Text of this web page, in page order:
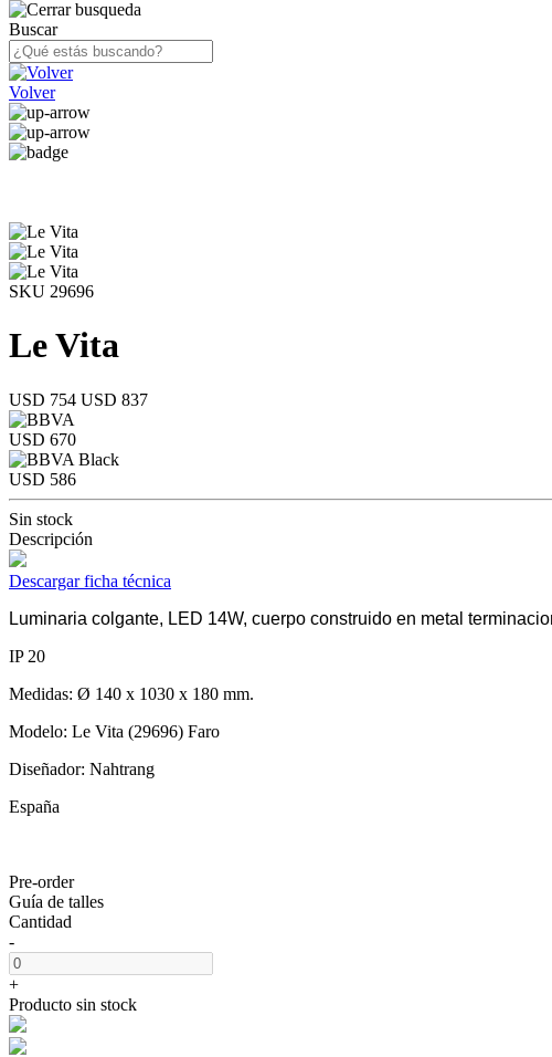
Buscar
Volver
SKU 29696
Le Vita
USD 754 USD 837
USD 670
USD 586
Sin stock
Descripción
Descargar ficha técnica
Luminaria colgante, LED 14W, cuerpo construido en metal
IP 20
Medidas: Ø 140 x 1030 x 180 mm.
Modelo: Le Vita (29696) Faro
Diseñador: Nahtrang
España
Pre-order
Guía de talles
Cantidad
-
+
Producto sin stock